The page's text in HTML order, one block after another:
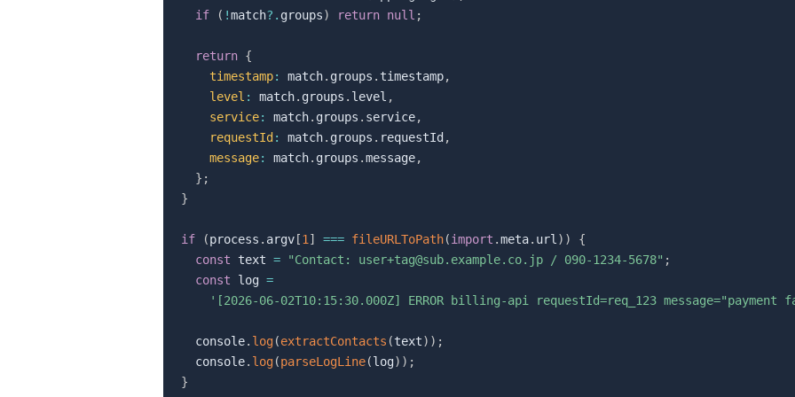
if
( !match?. groups) return null ;
return {
timestamp: match. groups . timestamp,
level : match. groups . level ,
service: match. groups . service,
requestId : match. groups . requestId ,
message: match. groups .message,
} ;
}
if (process . argv [1] === fileURLToPath(import .meta. url) )
{
const text = "Contact: user+tag@sub.example.co.jp / 090-1234-5678" ;
const log =
'[2026-06-02T10:15:30.000Z] ERROR billing-api requestId=req_123 message="payment
  console
. log(extractContacts (text) ) ;
  console
. log(parseLogLine(log) ) ;
}